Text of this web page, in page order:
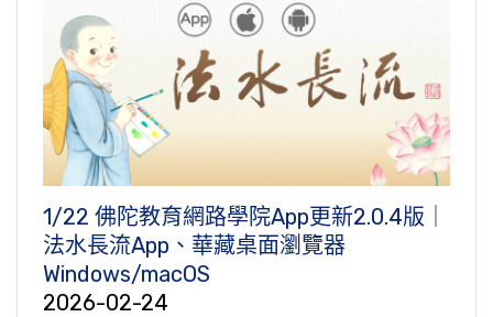
1/22 佛陀教育網路學院App更新2.0.4版｜
法水長流App、華藏桌面瀏覽器
Windows/macOS
2026-02-24